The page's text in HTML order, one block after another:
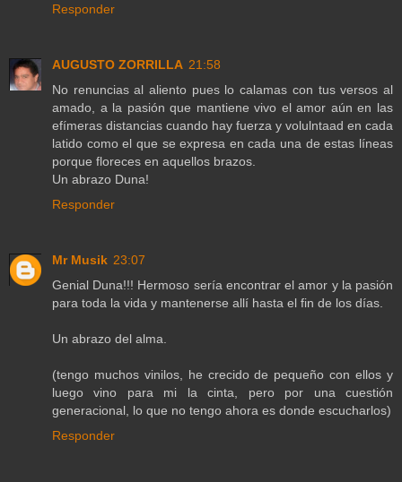
Responder
AUGUSTO ZORRILLA 21:58
No renuncias al aliento pues lo calamas con tus versos al
amado, a la pasión que mantiene vivo el amor aún en las
efímeras distancias cuando hay fuerza y volulntaad en cada
latido como el que se expresa en cada una de estas líneas
porque floreces en aquellos brazos.
Un abrazo Duna!
Responder
Mr Musik 23:07
Genial Duna!!! Hermoso sería encontrar el amor y la pasión
para toda la vida y mantenerse allí hasta el fin de los días.
Un abrazo del alma.
(tengo muchos vinilos, he crecido de pequeño con ellos y
luego vino para mi la cinta, pero por una cuestión
generacional, lo que no tengo ahora es donde escucharlos)
Responder